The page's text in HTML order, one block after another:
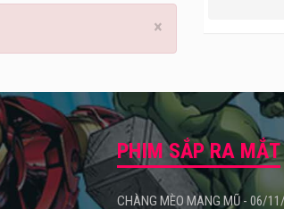
×
PHIM SẮP RA MẮT
CHÀNG MÈO MANG MŨ - 06/